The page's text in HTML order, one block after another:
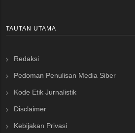
TAUTAN UTAMA
Redaksi
Pedoman Penulisan Media Siber
Kode Etik Jurnalistik
Disclaimer
Kebijakan Privasi